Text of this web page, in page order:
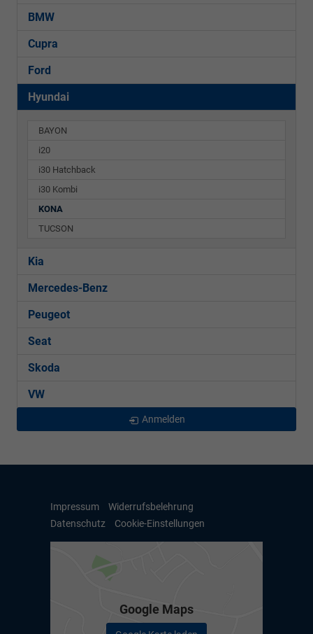
BMW
Cupra
Ford
Hyundai
BAYON
i20
i30 Hatchback
i30 Kombi
KONA
TUCSON
Kia
Mercedes-Benz
Peugeot
Seat
Skoda
VW
Anmelden
Impressum
Widerrufsbelehrung
Datenschutz
Cookie-Einstellungen
Google Maps